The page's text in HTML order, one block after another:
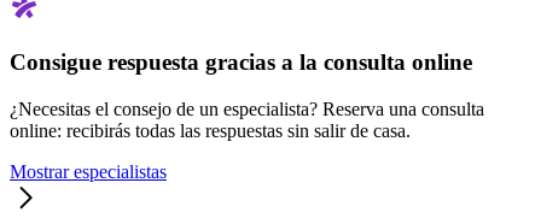
Consigue respuesta gracias a la consulta online
¿Necesitas el consejo de un especialista? Reserva una consulta
online: recibirás todas las respuestas sin salir de casa.
Mostrar especialistas